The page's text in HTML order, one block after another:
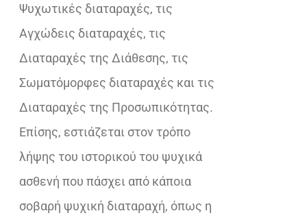
Ψυχωτικές διαταραχές, τις
Αγχώδεις διαταραχές, τις
Διαταραχές της Διάθεσης, τις
Σωματόμορφες διαταραχές και τις
Διαταραχές της Προσωπικότητας.
Επίσης, εστιάζεται στον τρόπο
λήψης του ιστορικού του ψυχικά
ασθενή που πάσχει από κάποια
σοβαρή ψυχική διαταραχή, όπως η